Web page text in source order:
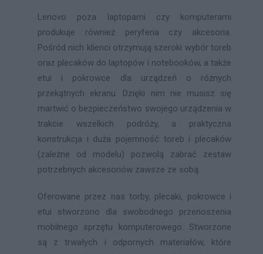
Lenovo poza laptopami czy komputerami
produkuje również peryferia czy akcesoria.
Pośród nich klienci otrzymują szeroki wybór toreb
oraz plecaków do laptopów i notebooków, a także
etui i pokrowce dla urządzeń o różnych
przekątnych ekranu. Dzięki nim nie musisz się
martwić o bezpieczeństwo swojego urządzenia w
trakcie wszelkich podróży, a praktyczna
konstrukcja i duża pojemność toreb i plecaków
(zależne od modelu) pozwolą zabrać zestaw
potrzebnych akcesoriów zawsze ze sobą.
Oferowane przez nas torby, plecaki, pokrowce i
etui stworzono dla swobodnego przenoszenia
mobilnego sprzętu komputerowego. Stworzone
są z trwałych i odpornych materiałów, które